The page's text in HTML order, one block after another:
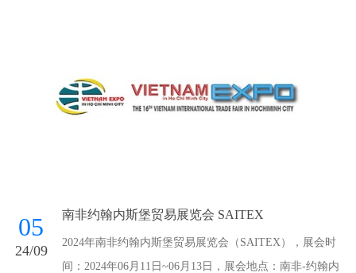
05
24/09
南非约翰内斯堡贸易展览会 SAITEX
2024年南非约翰内斯堡贸易展览会（SAITEX），展会时
间：2024年06月11日~06月13日，展会地点：南非-约翰内